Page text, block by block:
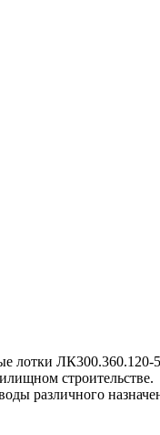
ЛК300.360.120-
строительстве.
различного